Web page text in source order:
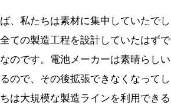
、私たちは素材に集中していたでし
ての製造工程を設計していたはずで
のです。電池メーカーは素晴らしい
ので、その後拡張できなくなってし
は大規模な製造ラインを利用できる